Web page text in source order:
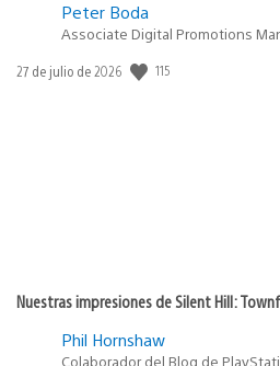
Peter Boda
Associate Digital Promotions
Fecha
27 de julio de 2026 115
Nuestras impresiones de Silent Hill:
Phil Hornshaw
Colaborador del Blog de